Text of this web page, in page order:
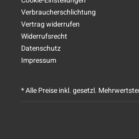
Verbraucherschlichtung
Vertrag widerrufen
Widerrufsrecht
Datenschutz
Impressum
* Alle Preise inkl. gesetzl.